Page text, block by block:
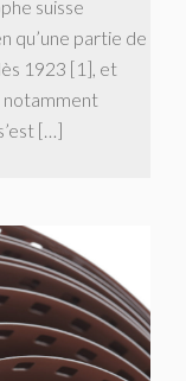
suisse
qu’une partie de
1923 [1], et
notamment
[…]